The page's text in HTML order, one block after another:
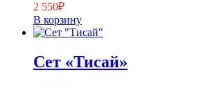
2 550₽
В корзину
Сет «Тисай»